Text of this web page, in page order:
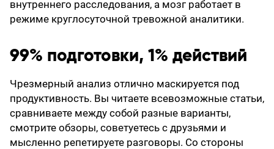
внутреннего расследования, а мозг работает в
режиме круглосуточной тревожной аналитики.
99% подготовки, 1% действий
Чрезмерный анализ отлично маскируется под
продуктивность. Вы читаете всевозможные статьи,
сравниваете между собой разные варианты,
смотрите обзоры, советуетесь с друзьями и
мысленно репетируете разговоры. Со стороны